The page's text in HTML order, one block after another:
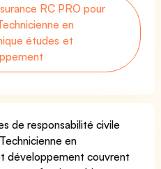
RC PRO pour
en
études et
de responsabilité civile
en
développement couvrent